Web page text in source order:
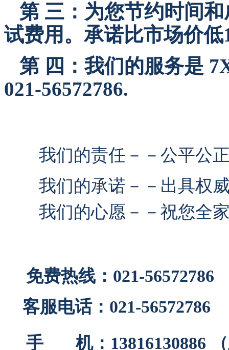
第 三：为您节约时间
试费用。承诺比市场价
第 四：我们的服务是
021-56572786.
我们的责任－－公平公
我们的承诺－－出具权威
我们的心愿－－祝您全家
免费热线：021-56572786
客服电话：021-56572786
手 机：13816130886 （